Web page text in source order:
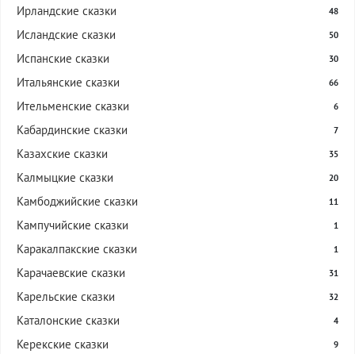
Ирландские сказки 48
Исландские сказки 50
Испанские сказки 30
Итальянские сказки 66
Ительменские сказки 6
Кабардинские сказки 7
Казахские сказки 35
Калмыцкие сказки 20
Камбоджийские сказки 11
Кампучийские сказки 1
Каракалпакские сказки 1
Карачаевские сказки 31
Карельские сказки 32
Каталонские сказки 4
Керекские сказки 9